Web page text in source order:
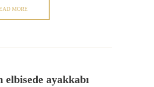
MORE
elbisede ayakkabı